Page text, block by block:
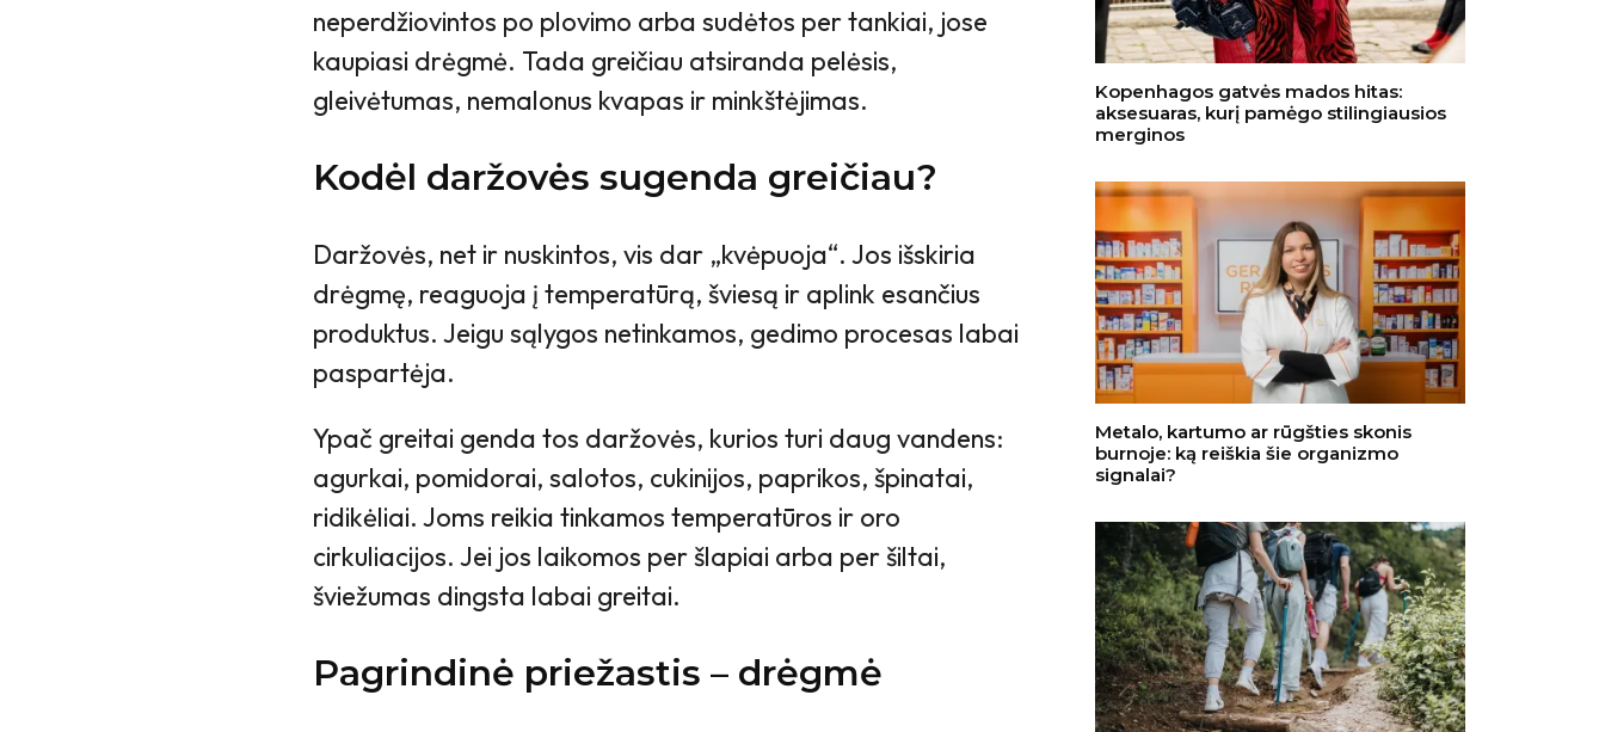
neperdžiovintos po plovimo arba sudėtos per tankiai, jose
kaupiasi drėgmė. Tada greičiau atsiranda pelėsis,
gleivėtumas, nemalonus kvapas ir minkštėjimas.
Kodėl daržovės sugenda greičiau?
Daržovės, net ir nuskintos, vis dar „kvėpuoja“. Jos išskiria
drėgmę, reaguoja į temperatūrą, šviesą ir aplink esančius
produktus. Jeigu sąlygos netinkamos, gedimo procesas labai
paspartėja.
Ypač greitai genda tos daržovės, kurios turi daug vandens:
agurkai, pomidorai, salotos, cukinijos, paprikos, špinatai,
ridikėliai. Joms reikia tinkamos temperatūros ir oro
cirkuliacijos. Jei jos laikomos per šlapiai arba per šiltai,
šviežumas dingsta labai greitai.
Pagrindinė priežastis – drėgmė
Kopenhagos gatvės mados hitas:
aksesuaras, kurį pamėgo stilingiausios
merginos
Metalo, kartumo ar rūgšties skonis
burnoje: ką reiškia šie organizmo
signalai?